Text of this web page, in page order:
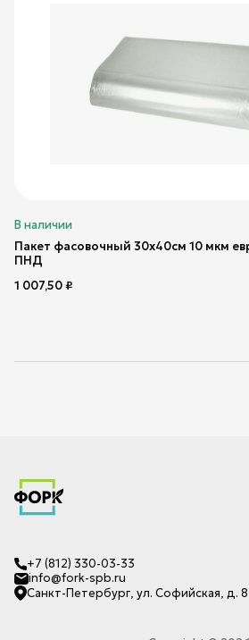
В наличии
Пакет фасовочный 30х40см 10 мкм
ПНД
1 007,50₽
+7 (812) 330-03-33
info@fork-spb.ru
Санкт-Петербург, ул. Софийская, д.